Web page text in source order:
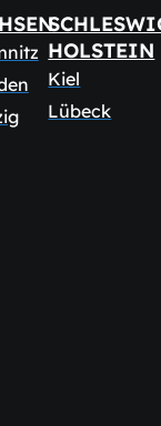
HOLSTEIN
Kiel
Lübeck